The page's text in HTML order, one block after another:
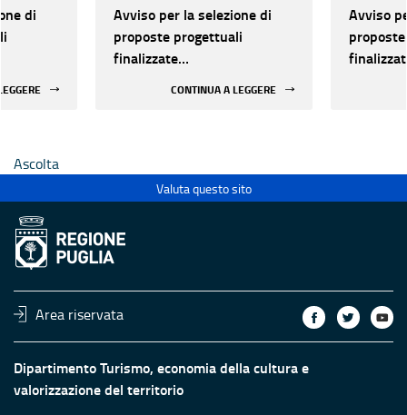
di
Avviso per la selezione di
proposte progettuali
finalizzate
CONTINUA A LEGGERE
Avviso
Ascolta
Valuta questo sito
Area riservata
Dipartimento Turismo, economia della cultura e
valorizzazione del territorio